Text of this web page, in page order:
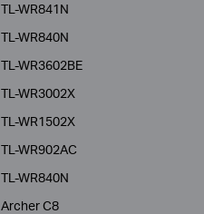
TL-WR841N
TL-WR840N
TL-WR3602BE
TL-WR3002X
TL-WR1502X
TL-WR902AC
TL-WR840N
Archer C8